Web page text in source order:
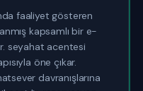
faaliyet gösteren
kapsamlı bir e-
seyahat acentesi
öne çıkar.
davranışlarına